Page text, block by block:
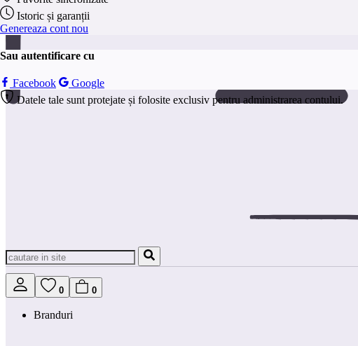
0 0
Branduri
Istoric și garanții
Genereaza cont nou
Sau autentificare cu
Facebook
Google
Datele tale sunt protejate și folosite exclusiv pentru administrarea contului.